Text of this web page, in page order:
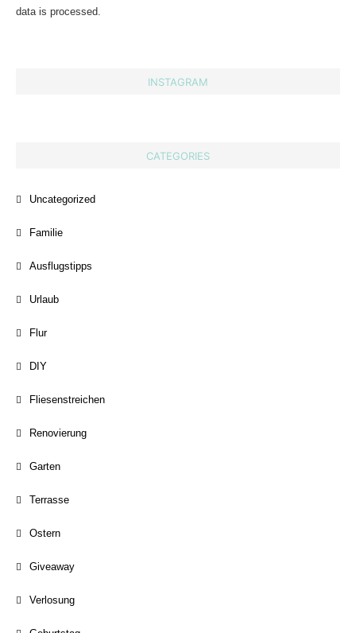
data is processed.
INSTAGRAM
CATEGORIES
Uncategorized
Familie
Ausflugstipps
Urlaub
Flur
DIY
Fliesenstreichen
Renovierung
Garten
Terrasse
Ostern
Giveaway
Verlosung